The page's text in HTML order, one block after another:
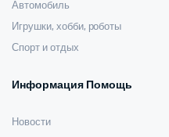
Автомобиль
Игрушки, хобби, роботы
Спорт и отдых
Информация Помощь
Новости